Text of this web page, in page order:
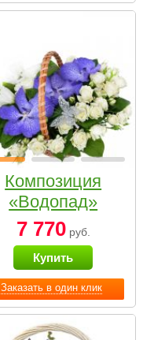
Заказать в один клик
Композиция
«Водопад»
7 770руб.
Купить